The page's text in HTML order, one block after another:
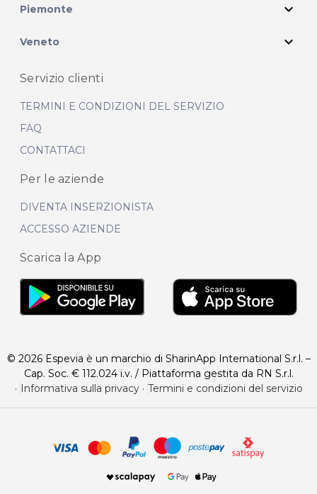
Piemonte expand_more
Veneto expand_more
Servizio clienti
TERMINI E CONDIZIONI DEL SERVIZIO
FAQ
CONTATTACI
Per le aziende
DIVENTA INSERZIONISTA
ACCESSO AZIENDE
Scarica la App
© 2026 Espevia è un marchio di SharinApp International S.r.l. –
Cap. Soc. € 112.024 i.v. / Piattaforma gestita da RN S.r.l.
· Informativa sulla privacy· Termini e condizioni del servizio